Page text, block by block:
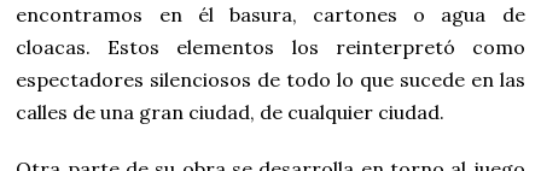
encontramos en él basura, cartones o agua de
cloacas. Estos elementos los reinterpretó como
espectadores silenciosos de todo lo que sucede en las
calles de una gran ciudad, de cualquier ciudad.